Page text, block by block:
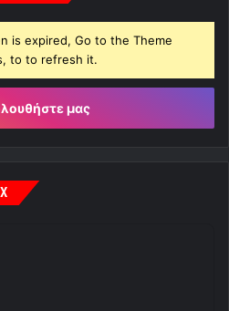
is expired, Go to the Theme
to to refresh it.
μας